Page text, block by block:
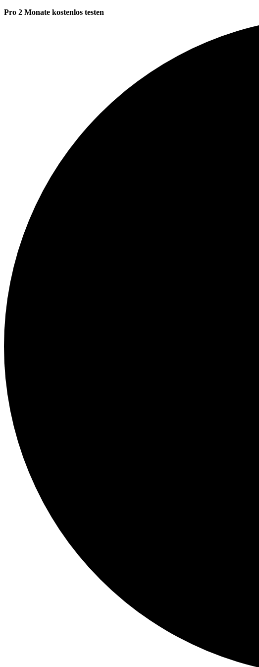
Pro 2 Monate kostenlos testen